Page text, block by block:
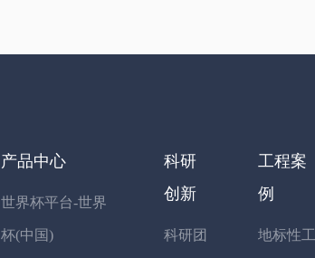
产品中心
世界杯平台-世界
杯(中国)
科研
创新
科研团
工程案
例
地标性工